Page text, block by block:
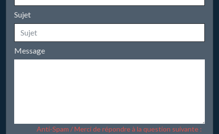
Sujet
Message
Anti-Spam / Merci de répondre à la question suivante :